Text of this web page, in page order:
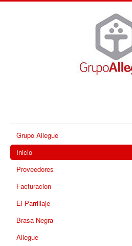
Grupo Allegue
Inicio
Proveedores
Facturacion
El Parrillaje
Brasa Negra
Allegue